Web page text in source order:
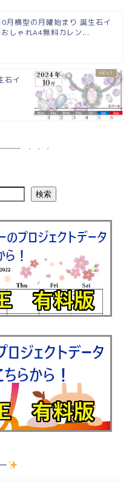
月横型の月曜始まり 誕生石イ
しゃれA4無料カレン...
石イ
検索